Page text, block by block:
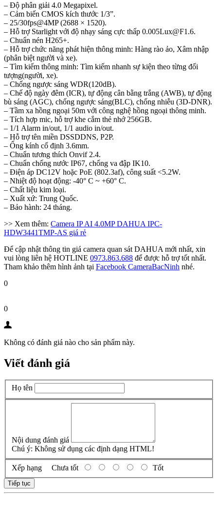
– Độ phân giải 4.0 Megapixel.
– Cảm biến CMOS kích thước 1/3”.
– 25/30fps@4MP (2688 × 1520).
– Hỗ trợ Starlight với độ nhạy sáng cực thấp 0.005Lux@F1.6.
– Chuẩn nén H265+.
– Hỗ trợ chức năng phát hiện thông minh: Hàng rào ảo, Xâm nhập
(phân biệt người và xe).
– Tìm kiếm thông minh: Tìm kiếm nhanh sự kiện theo từng đối
tượng(người, xe).
– Chống ngược sáng WDR(120dB).
– Chế độ ngày đêm (ICR), tự động cân bằng trắng (AWB), tự động
bù sáng (AGC), chống ngược sáng(BLC), chống nhiễu (3D-DNR).
– Tầm xa hồng ngoại 50m với công nghệ hồng ngoại thông minh.
– Tích hợp mic, hỗ trợ khe cắm thẻ nhớ 256GB.
– 1/1 Alarm in/out, 1/1 audio in/out.
– Hỗ trợ tên miền DSSDDNS, P2P.
– Ống kính cố định 3.6mm.
– Chuẩn tương thích Onvif 2.4.
– Chuẩn chống nước IP67, chống va đập IK10.
– Điện áp DC12V hoặc PoE (802.3af), công suất <5.2W.
– Nhiệt độ hoạt động: -40° C ~ +60° C.
– Chất liệu kim loại.
– Xuất xứ: Trung Quốc.
– Bảo hành: 24 tháng.
>> Xem thêm: Camera IP AI 4.0MP DAHUA IPC-
HDW3441TMP-AS giá rẻ
Để cập nhật thông tin giá camera quan sát DAHUA mới nhất, xin
vui lòng liên hệ HOTLINE 0973.863.688 để được hỗ trợ tốt nhất.
Tham khảo thêm hình ảnh tại Facebook CameraBacNinh nhé.
0
0
Không có đánh giá nào cho sản phẩm này.
Viết đánh giá
Họ tên
Nội dung đánh giá
Chú ý: Không sử dụng các định dạng HTML!
Xếp hạng Chưa tốt Tốt
Tiếp tục